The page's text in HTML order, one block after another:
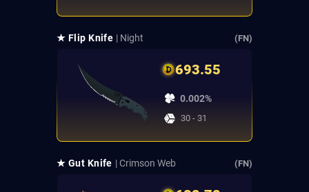
★ Flip Knife | Night (FN)
693.55
0.002%
30 - 31
★ Gut Knife | Crimson Web (FN)